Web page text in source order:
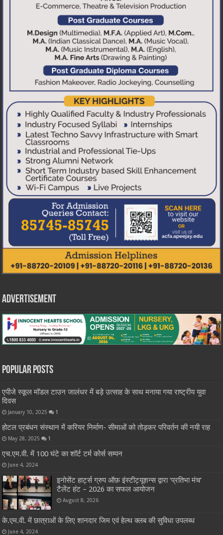
Advertisement
Popular Posts
एपीजे स्कूल मॉडल टाउन जालंधर में बड़े उत्साह के साथ मनाया गया राष्ट्रीय युवा
दिवस
January 10, 2025 1
होटल प्रबंधन संस्थान में करियर निर्माण- सीमाओं को तोड़कर परिवर्तन की नयी राह
May 28, 2025 1
एच.एम.वी. में 100 घंटे का शॉर्ट टर्म कोर्स सम्पन
June 4, 2024
इनोसेंट हार्ट्स ग्रुप ऑफ़ इंस्टीट्यूशन्स द्वारा ‘प्रतिभा मंच’
टैलेंट हंट – 2026 का सफल आयोजन
August 8, 2026
के.एम.वी. में छात्राओं के लिए शानदार जिम एवं हेल्थ क्लब की सुविधा उपलब्ध
June 4, 2024